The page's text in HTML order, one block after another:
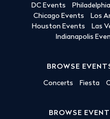
DC Events
Chicago Events
Los
Houston Events
Las
Indianapolis
BROWSE
Concerts Fiesta
BROWSE